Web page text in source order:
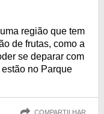
região que tem
de frutas, como a
se deparar com
no Parque
COMPARTILHAR